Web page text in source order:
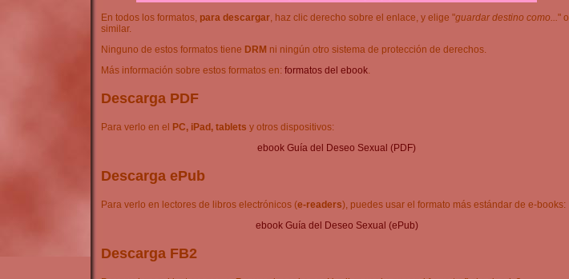
En todos los formatos, para descargar, haz clic derecho sobre el enlace, y elige "guardar destino como..." o
similar.
Ninguno de estos formatos tiene DRM ni ningún otro sistema de protección de derechos.
Más información sobre estos formatos en: formatos del ebook.
Descarga PDF
Para verlo en el PC, iPad, tablets y otros dispositivos:
ebook Guía del Deseo Sexual (PDF)
Descarga ePub
Para verlo en lectores de libros electrónicos (e-readers), puedes usar el formato más estándar de e-books:
ebook Guía del Deseo Sexual (ePub)
Descarga FB2